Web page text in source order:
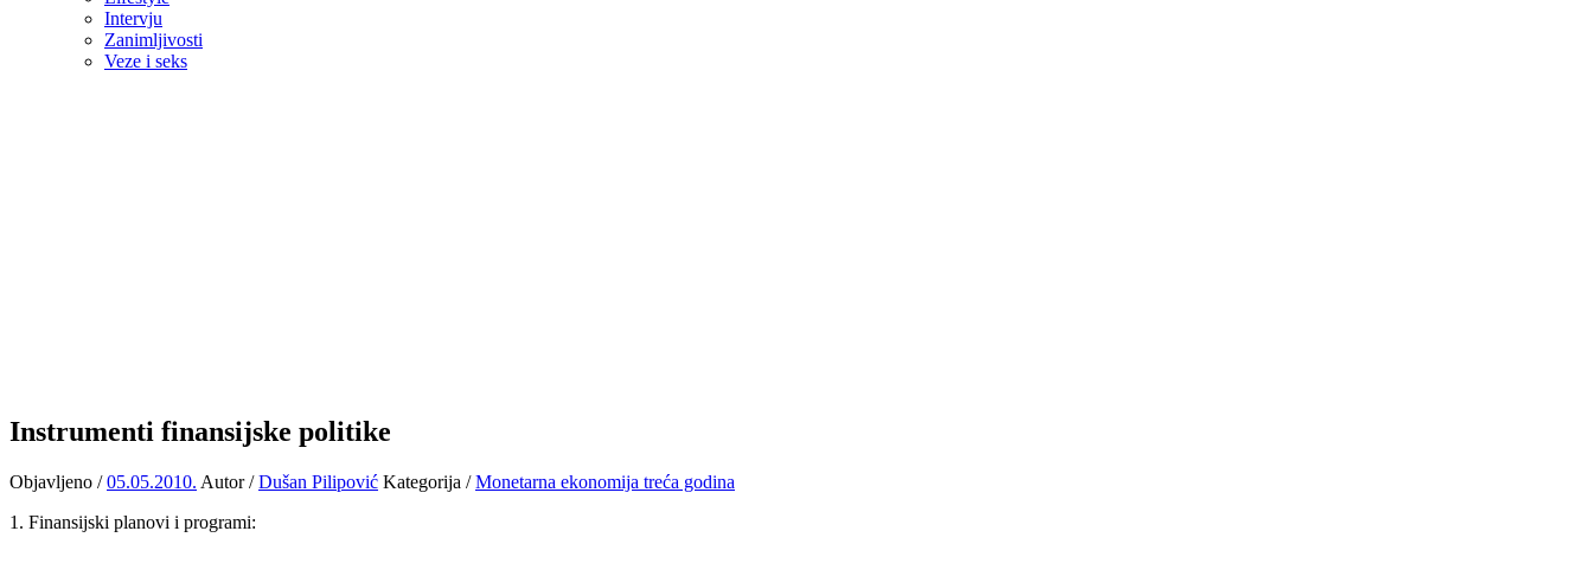
Intervju
Zanimljivosti
Veze i seks
Instrumenti finansijske politike
Objavljeno /05.05.2010. Autor /Dušan Pilipović Kategorija /Monetarna ekonomija treća godina
1. Finansijski planovi i programi: